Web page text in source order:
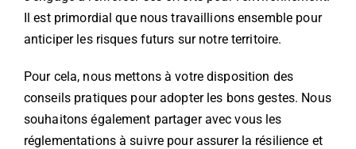
Il est primordial que nous travaillions ensemble pour
anticiper les risques futurs sur notre territoire.
Pour cela, nous mettons à votre disposition des
conseils pratiques pour adopter les bons gestes. Nous
souhaitons également partager avec vous les
réglementations à suivre pour assurer la résilience et